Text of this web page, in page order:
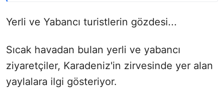
Yerli ve Yabancı turistlerin gözdesi...
Sıcak havadan bulan yerli ve yabancı
ziyaretçiler, Karadeniz'in zirvesinde yer alan
yaylalara ilgi gösteriyor.